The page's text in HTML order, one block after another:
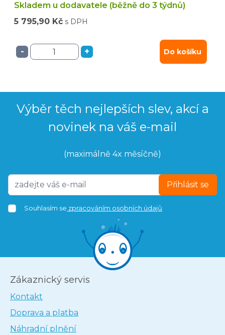
Skladem u dodavatele (běžně do 3 týdnů)
5 795,90 Kč s DPH
- + Do košíku
Výběr těch nejlepších slev, akcí a
novinek na váš e-mail
(maximálně 4x měsíčně)
Přihlásit se
Souhlasím se zpracováním osobních údajů
Zákaznický servis
Kontakt
Doprava a platba
Náhradní plnění